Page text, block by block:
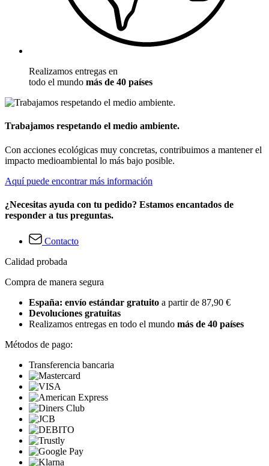
Realizamos entregas en
todo el mundo más de 40 países
Trabajamos respetando el medio ambiente.
Con acciones ecológicas muy concretas, contribuimos a mantener el
impacto medioambiental lo más bajo posible.
Aquí puede encontrar más información
¿Necesitas ayuda con tu pedido? Estamos encantados de
responder a tus preguntas.
Contacto
Calidad probada
Compra de manera segura
España: envío estándar gratuito a partir de 87,90 €
Devoluciones gratuitas
Realizamos entregas en todo el mundo más de 40 países
Métodos de pago:
Transferencia bancaria